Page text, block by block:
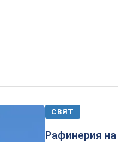
СВЯТ
Рафинерия